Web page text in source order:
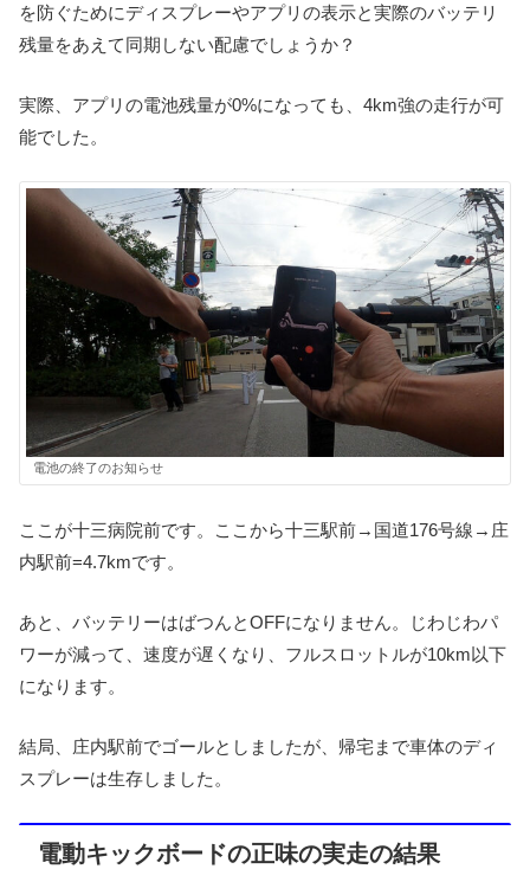
を防ぐためにディスプレーやアプリの表示と実際のバッテリ
残量をあえて同期しない配慮でしょうか？
実際、アプリの電池残量が0%になっても、4km強の走行が可
能でした。
電池の終了のお知らせ
ここが十三病院前です。ここから十三駅前→国道176号線→庄
内駅前=4.7kmです。
あと、バッテリーはばつんとOFFになりません。じわじわパ
ワーが減って、速度が遅くなり、フルスロットルが10km以下
になります。
結局、庄内駅前でゴールとしましたが、帰宅まで車体のディ
スプレーは生存しました。
電動キックボードの正味の実走の結果